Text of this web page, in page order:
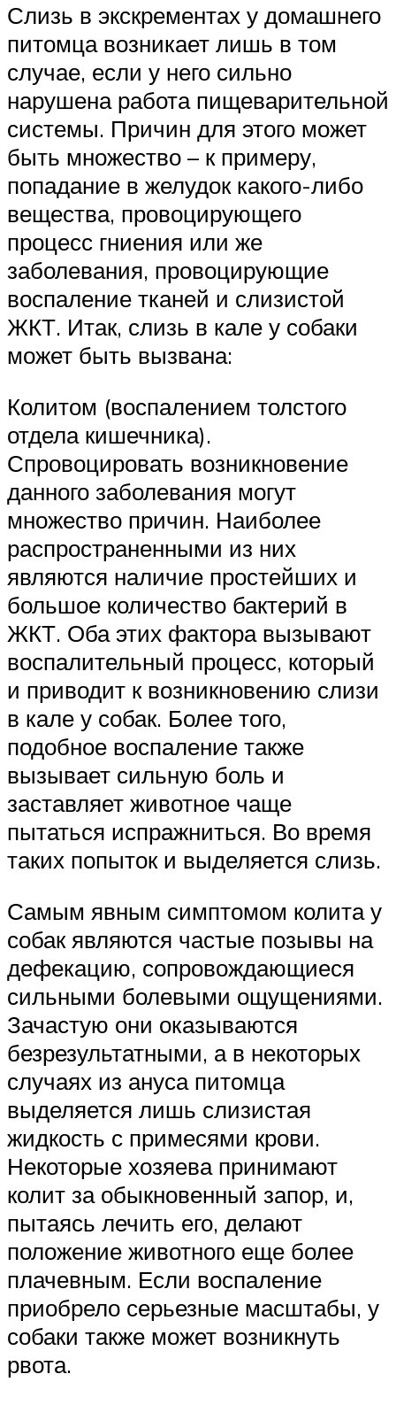
Слизь в экскрементах у домашнего
питомца возникает лишь в том
случае, если у него сильно
нарушена работа пищеварительной
системы. Причин для этого может
быть множество – к примеру,
попадание в желудок какого-либо
вещества, провоцирующего
процесс гниения или же
заболевания, провоцирующие
воспаление тканей и слизистой
ЖКТ. Итак, слизь в кале у собаки
может быть вызвана:
Колитом (воспалением толстого
отдела кишечника).
Спровоцировать возникновение
данного заболевания могут
множество причин. Наиболее
распространенными из них
являются наличие простейших и
большое количество бактерий в
ЖКТ. Оба этих фактора вызывают
воспалительный процесс, который
и приводит к возникновению слизи
в кале у собак. Более того,
подобное воспаление также
вызывает сильную боль и
заставляет животное чаще
пытаться испражниться. Во время
таких попыток и выделяется слизь.
Самым явным симптомом колита у
собак являются частые позывы на
дефекацию, сопровождающиеся
сильными болевыми ощущениями.
Зачастую они оказываются
безрезультатными, а в некоторых
случаях из ануса питомца
выделяется лишь слизистая
жидкость с примесями крови.
Некоторые хозяева принимают
колит за обыкновенный запор, и,
пытаясь лечить его, делают
положение животного еще более
плачевным. Если воспаление
приобрело серьезные масштабы, у
собаки также может возникнуть
рвота.